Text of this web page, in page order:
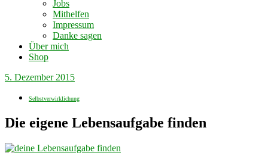
Jobs
Mithelfen
Impressum
Danke sagen
Über mich
Shop
5. Dezember 2015
Selbstverwirklichung
Die eigene Lebensaufgabe finden